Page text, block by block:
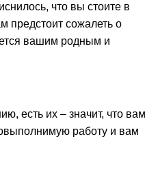
что вы стоите в
предстоит сожалеть о
вашим родным и
есть их – значит, что вам
работу и вам